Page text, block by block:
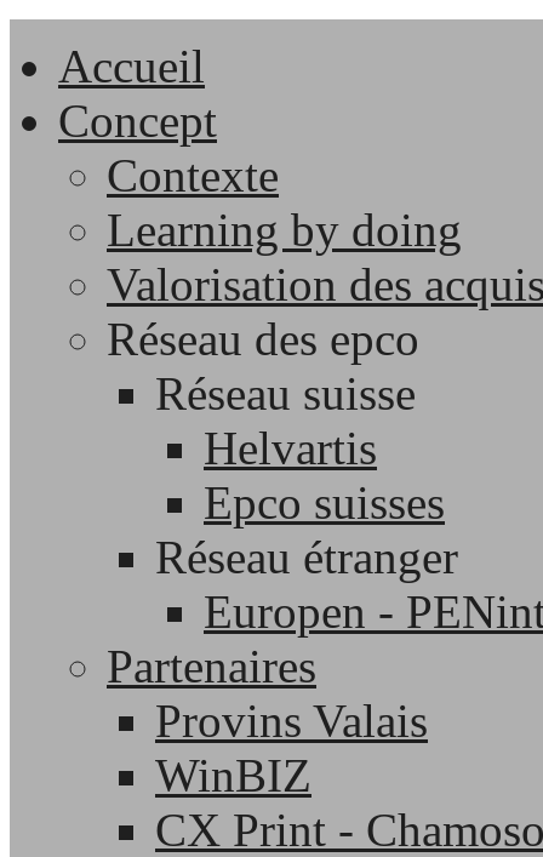
Accueil
Concept
Contexte
Learning by doing
Valorisation des
Réseau des epco
Réseau suisse
Helvartis
Epco suisses
Réseau étranger
Europen -
Partenaires
Provins Valais
WinBIZ
CX Print -